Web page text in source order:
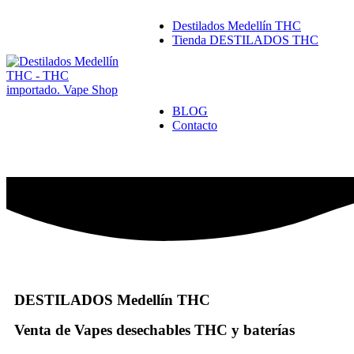
Destilados Medellín THC
Tienda DESTILADOS THC
BLOG
Contacto
DESTILADOS Medellín THC
Venta de Vapes desechables THC y baterías